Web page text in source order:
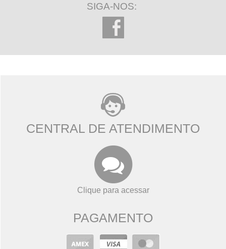
SIGA-NOS:
CENTRAL DE ATENDIMENTO
Clique para acessar
PAGAMENTO